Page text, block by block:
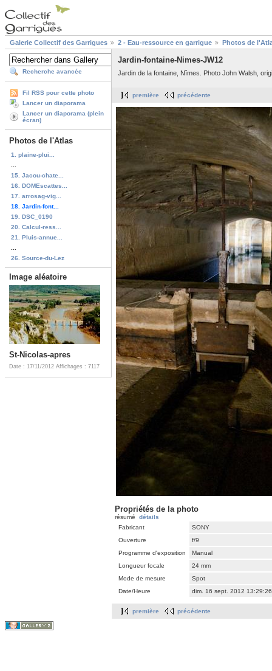
Galerie Collectif des Garrigues 2 - Eau-ressource en garrigue Photos de
Recherche avancée
Fil RSS pour cette photo
Lancer un diaporama
Lancer un diaporama (plein
écran)
Photos de l'Atlas
1. plaine-plui...
15. Jacou-chate...
16. DOMEscattes...
17. arrosag-vig...
18. Jardin-font...
19. DSC_0190
20. Calcul-ress...
21. Pluis-annue...
26. Source-du-Lez
Image aléatoire
St-Nicolas-apres
Date : 17/11/2012 Affichages : 7117
Jardin-fontaine-Nimes-JW12
Jardin de la fontaine, Nîmes. Photo John Walsh,
première précédente
Propriétés de la photo
résumé détails
Fabricant
SONY
Ouverture
f/9
Programme d'exposition
Manual
Longueur focale
24 mm
Mode de mesure
Spot
Date/Heure
dim. 16 sept. 2012
première précédente